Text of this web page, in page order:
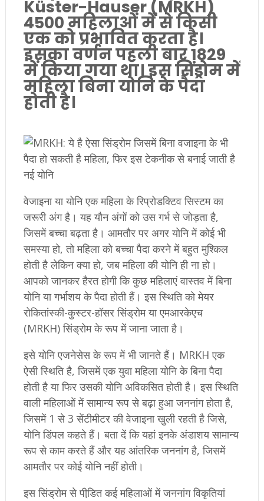
Küster-Hauser (MRKH)
4500 महिलाओं में से किसी
एक को प्रभावित करता है।
इसका वर्णन पहली बार 1829
में किया गया था। इस सिंड्रोम में
महिला बिना योनि के पैदा
होती है।
वेजाइना या योनि एक महिला के रिप्रोडक्टिव सिस्टम का
जरूरी अंग है। यह यौन अंगों को उस गर्भ से जोड़ता है,
जिसमें बच्चा बढ़ता है। आमतौर पर अगर योनि में कोई भी
समस्या हो, तो महिला को बच्चा पैदा करने में बहुत मुश्किल
होती है लेकिन क्या हो, जब महिला की योनि ही ना हो।
आपको जानकर हैरत होगी कि कुछ महिलाएं वास्तव में बिना
योनि या गर्भाशय के पैदा होती हैं। इस स्थिति को मेयर
रोकितांस्की-कुस्टर-हॉसर सिंड्रोम या एमआरकेएच
(MRKH) सिंड्रोम के रूप में जाना जाता है।
इसे योनि एजनेसेस के रूप में भी जानते हैं। MRKH एक
ऐसी स्थिति है, जिसमें एक युवा महिला योनि के बिना पैदा
होती है या फिर उसकी योनि अविकसित होती है। इस स्थिति
वाली महिलाओं में सामान्य रूप से बढ़ा हुआ जननांग होता है,
जिसमें 1 से 3 सेंटीमीटर की वेजाइना खुली रहती है जिसे,
योनि डिंपल कहते हैं। बता दें कि यहां इनके अंडाशय सामान्य
रूप से काम करते हैं और यह आंतरिक जननांग है, जिसमें
आमतौर पर कोई योनि नहीं होती।
इस सिंड्रोम से पीडि़त कई महिलाओं में जननांग विकृतियां